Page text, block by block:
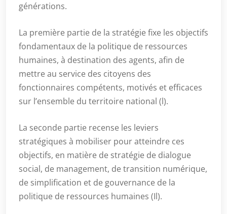
générations.
La première partie de la stratégie fixe les objectifs
fondamentaux de la politique de ressources
humaines, à destination des agents, afin de
mettre au service des citoyens des
fonctionnaires compétents, motivés et efficaces
sur l’ensemble du territoire national (l).
La seconde partie recense les leviers
stratégiques à mobiliser pour atteindre ces
objectifs, en matière de stratégie de dialogue
social, de management, de transition numérique,
de simplification et de gouvernance de la
politique de ressources humaines (Il).